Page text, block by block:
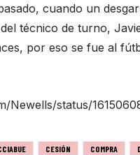
cuando un
técnico de turno,
por eso se fue al
Newells/status/
CESIÓN COMPRA